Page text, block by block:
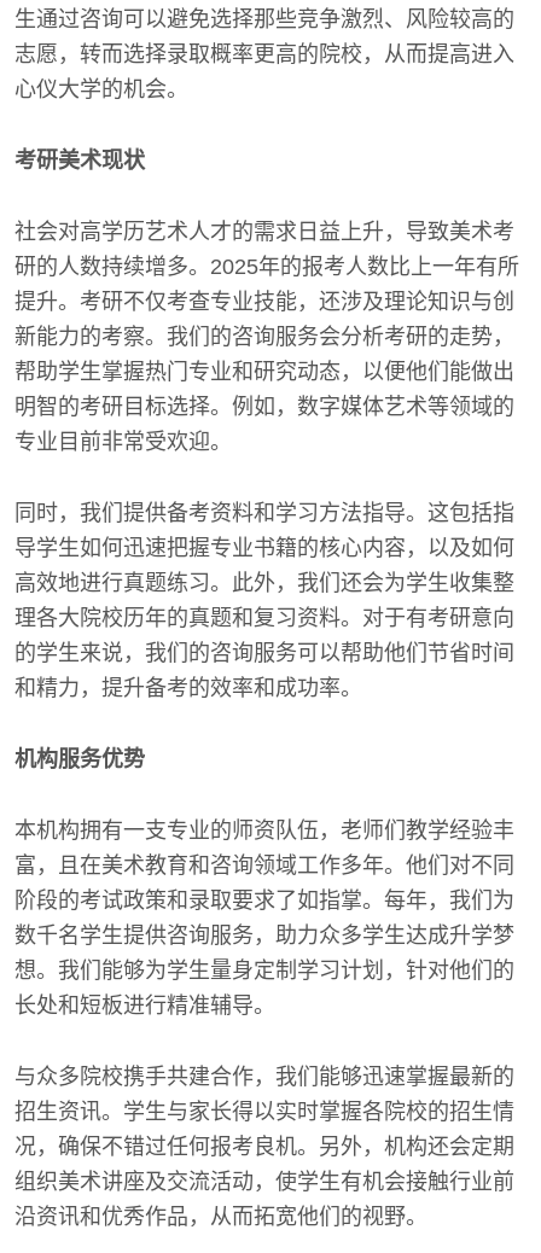
生通过咨询可以避免选择那些竞争激烈、风险较高的
志愿，转而选择录取概率更高的院校，从而提高进入
心仪大学的机会。
考研美术现状
社会对高学历艺术人才的需求日益上升，导致美术考
研的人数持续增多。2025年的报考人数比上一年有所
提升。考研不仅考查专业技能，还涉及理论知识与创
新能力的考察。我们的咨询服务会分析考研的走势，
帮助学生掌握热门专业和研究动态，以便他们能做出
明智的考研目标选择。例如，数字媒体艺术等领域的
专业目前非常受欢迎。
同时，我们提供备考资料和学习方法指导。这包括指
导学生如何迅速把握专业书籍的核心内容，以及如何
高效地进行真题练习。此外，我们还会为学生收集整
理各大院校历年的真题和复习资料。对于有考研意向
的学生来说，我们的咨询服务可以帮助他们节省时间
和精力，提升备考的效率和成功率。
机构服务优势
本机构拥有一支专业的师资队伍，老师们教学经验丰
富，且在美术教育和咨询领域工作多年。他们对不同
阶段的考试政策和录取要求了如指掌。每年，我们为
数千名学生提供咨询服务，助力众多学生达成升学梦
想。我们能够为学生量身定制学习计划，针对他们的
长处和短板进行精准辅导。
与众多院校携手共建合作，我们能够迅速掌握最新的
招生资讯。学生与家长得以实时掌握各院校的招生情
况，确保不错过任何报考良机。另外，机构还会定期
组织美术讲座及交流活动，使学生有机会接触行业前
沿资讯和优秀作品，从而拓宽他们的视野。